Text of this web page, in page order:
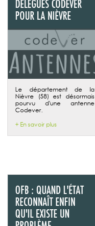
DÉLÉGUÉS CODEVER
POUR LA NIÈVRE
Le département de la
Nièvre (58) est désormais
pourvu d'une antenne
Codever.
+ En savoir plus
OFB : QUAND L'ÉTAT
RECONNAÎT ENFIN
QU'IL EXISTE UN